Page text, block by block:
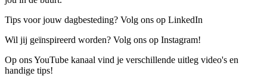
Tips voor jouw dagbesteding? Volg ons op LinkedIn
Wil jij geïnspireerd worden? Volg ons op Instagram!
Op ons YouTube kanaal vind je verschillende uitleg video's en
handige tips!